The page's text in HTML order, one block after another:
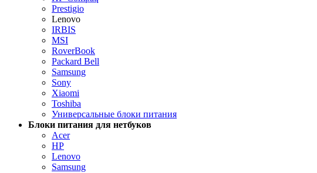
Prestigio
Lenovo
IRBIS
MSI
RoverBook
Packard Bell
Samsung
Sony
Xiaomi
Toshiba
Универсальные блоки питания
Блоки питания для нетбуков
Acer
HP
Lenovo
Samsung